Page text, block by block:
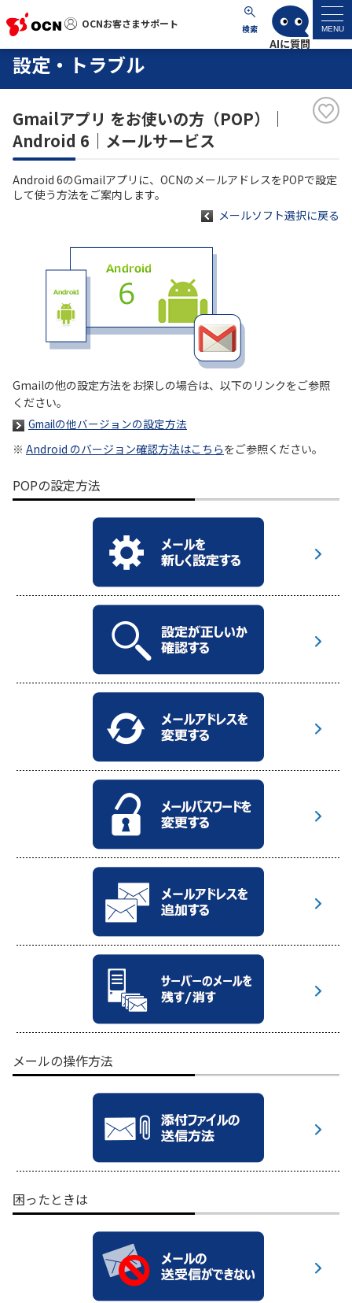
OCNお客さまサポート 検索 MENU
OCNお客さまサポート
サポートトップ
サービス名から探す
各種ダウンロード
お問い合わせ
履歴・お気に入り
お知らせ
まはこちら
OCN サービス一覧
設定・トラブル
Gmailアプリ をお使いの方（POP）｜
Android 6｜メールサービス
Android 6のGmailアプリに、OCNのメールアドレスをPOPで設定
して使う方法をご案内します。
メールソフト選択に戻る
Gmailの他の設定方法をお探しの場合は、以下のリンクをご参照
ください。
Gmailの他バージョンの設定方法
※ Android のバージョン確認方法はこちらをご参照ください。
POPの設定方法
メールの操作方法
困ったときは